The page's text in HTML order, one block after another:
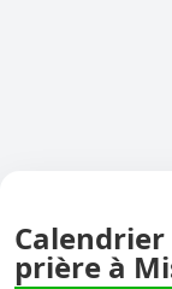
prière à